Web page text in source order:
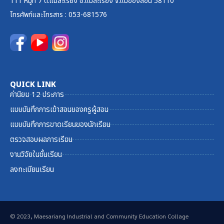
โทรศัพท์และโทรสาร : 053-681576
QUICK LINK
ค่านิยม 12 ประการ
แบบบันทึกการเข้าสอนของครูผู้สอน
แบบบันทึกการขาดเรียนของนักเรียน
ตรวจสอบผลการเรียน
งานวิจัยในชั้นเรียน
ลงทะเบียนเรียน
© 2023, Maesariang Industrial and Community Education Collage